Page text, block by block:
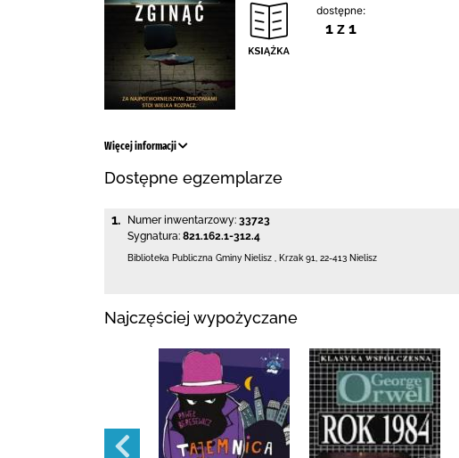
dostępne:
1 z 1
Więcej informacji
Dostępne egzemplarze
1. Numer inwentarzowy: 33723
Sygnatura: 821.162.1-312.4
Biblioteka Publiczna Gminy Nielisz Krzak 91 22-413 Nielisz
Najczęściej wypożyczane